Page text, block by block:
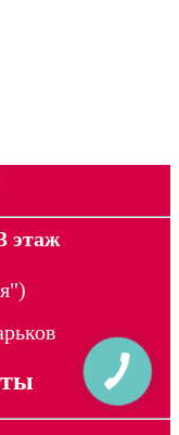
этаж